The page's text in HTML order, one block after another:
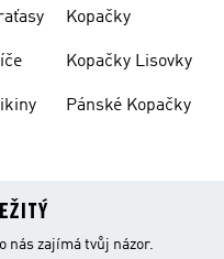
Kopačky
Kopačky Lisovky
Pánské Kopačky
nás zajímá tvůj názor.